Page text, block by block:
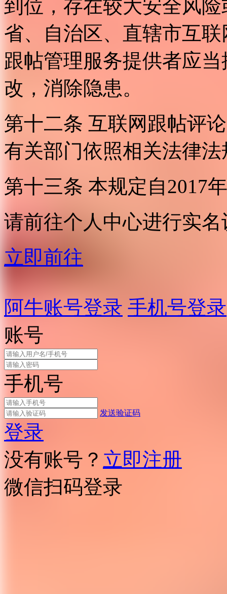
到位，存在较大安全风
省、自治区、直辖市互
跟帖管理服务提供者应
改，消除隐患。
第十二条 互联网跟帖评
有关部门依照相关法律
第十三条 本规定自2017
请前往个人中心进行实名
立即前往
阿牛账号登录 手机号登录
账号
手机号
发送验证码
登录
没有账号？ 立即注册
微信扫码登录